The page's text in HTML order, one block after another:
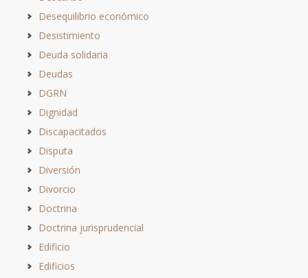
Desequilibrio económico
Desistimiento
Deuda solidaria
Deudas
DGRN
Dignidad
Discapacitados
Disputa
Diversión
Divorcio
Doctrina
Doctrina jurisprudencial
Edificio
Edificios